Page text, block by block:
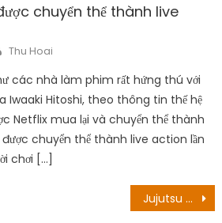
chuyển thể thành live
Author
Thu Hoai
các nhà làm phim rất hứng thú với
Iwaaki Hitoshi, theo thông tin thế hệ
Netflix mua lại và chuyển thể thành
chuyển thể thành live action lần
chơi […]
Jujutsu Kaisen 0 đạt hơn 700 tỷ đồng doanh thu nhưng VA chỉ nhận được hơn 7 triệu đồng